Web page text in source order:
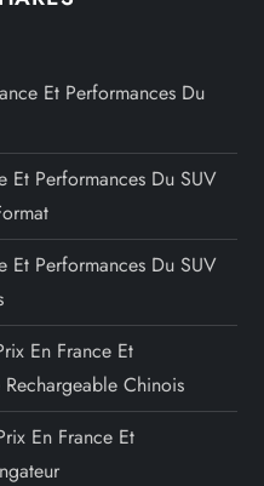
Et Performances Du
Et Performances Du SUV
Et Performances Du SUV
En France Et
Chinois
En France Et